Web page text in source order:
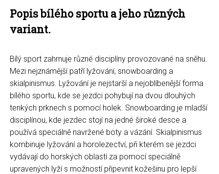
Popis bílého sportu a jeho různých
variant.
Bílý sport zahrnuje různé disciplíny provozované na sněhu.
Mezi nejznámější patří lyžování, snowboarding a
skialpinismus. Lyžování je nejstarší a nejoblíbenější forma
bílého sportu, kde se jezdci pohybují na dvou dlouhých
tenkých prknech s pomocí holek. Snowboarding je mladší
disciplínou, kde jezdec stojí na jedné široké desce a
používá speciálně navržené boty a vázání. Skialpinismus
kombinuje lyžování a horolezectví, při kterém se jezdci
vydávají do horských oblastí za pomocí speciálně
upravených lyží s možností připevnit kožešinu pro lepší